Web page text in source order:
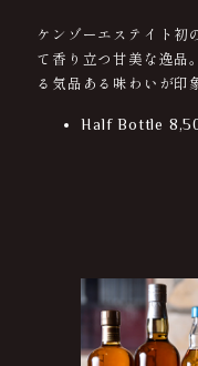
ケンゾーエステイト初
て香り立つ甘美な逸品
る気品ある味わいが印
Half Bottle